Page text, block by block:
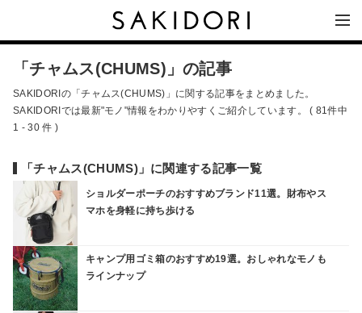
「チャムス(CHUMS)」の記事
SAKIDORIの「チャムス(CHUMS)」に関する記事をまとめました。
SAKIDORIでは最新"モノ"情報をわかりやすくご紹介しています。 ( 81件中
1 - 30 件 )
「チャムス(CHUMS)」に関連する記事一覧
ショルダーポーチのおすすめブランド11選。財布やス
マホを身軽に持ち歩ける
キャンプ用ゴミ箱のおすすめ19選。おしゃれなモノも
ラインナップ